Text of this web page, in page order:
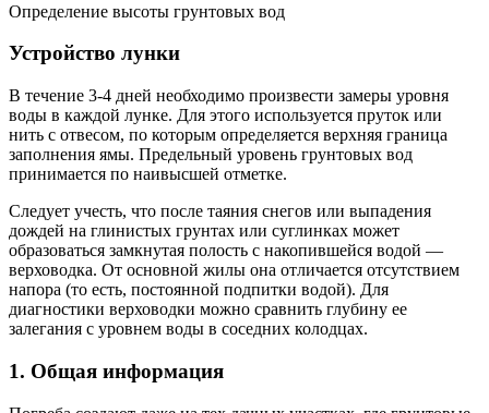
Определение высоты грунтовых вод
Устройство лунки
В течение 3-4 дней необходимо произвести замеры уровня
воды в каждой лунке. Для этого используется пруток или
нить с отвесом, по которым определяется верхняя граница
заполнения ямы. Предельный уровень грунтовых вод
принимается по наивысшей отметке.
Следует учесть, что после таяния снегов или выпадения
дождей на глинистых грунтах или суглинках может
образоваться замкнутая полость с накопившейся водой —
верховодка. От основной жилы она отличается отсутствием
напора (то есть, постоянной подпитки водой). Для
диагностики верховодки можно сравнить глубину ее
залегания с уровнем воды в соседних колодцах.
1. Общая информация